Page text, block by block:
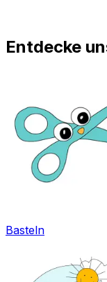
Entdecke
Basteln